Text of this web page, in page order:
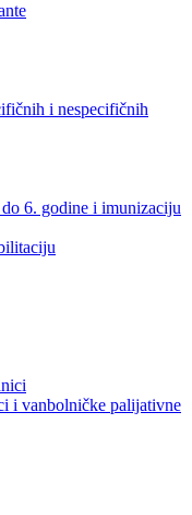
i nespecifičnih
do 6. godine i imunizaciju
i vanbolničke palijativne